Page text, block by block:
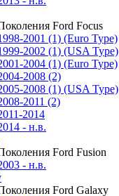
Ford Focus
2001 (1) (Euro Type)
2002 (1) (USA Type)
2004 (1) (Euro Type)
2008 (2)
2008 (1) (USA Type)
2011 (2)
2014
- н.в.
Ford Fusion
- н.в.
Ford Galaxy